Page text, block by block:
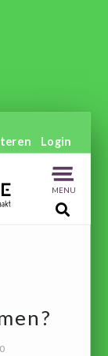
Login
MENU